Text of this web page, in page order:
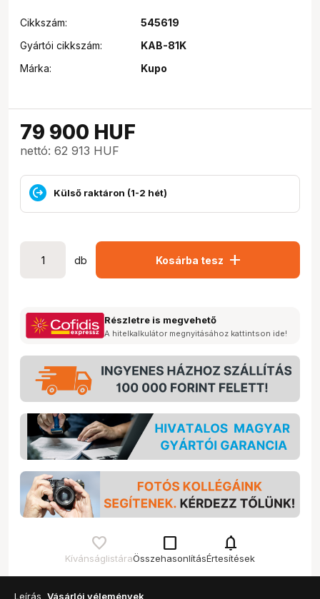
Cikkszám:
545619
Gyártói cikkszám:
KAB-81K
Márka:
Kupo
79 900 HUF
nettó: 62 913 HUF
Külső raktáron (1-2 hét)
db Kosárba tesz add
Részletre is megvehető
A hitelkalkulátor megnyitásához kattintson ide!
Kívánságlistára
check_box_outline_blank
Összehasonlítás
notifications
Értesítések
Leírás Vásárlói vélemények